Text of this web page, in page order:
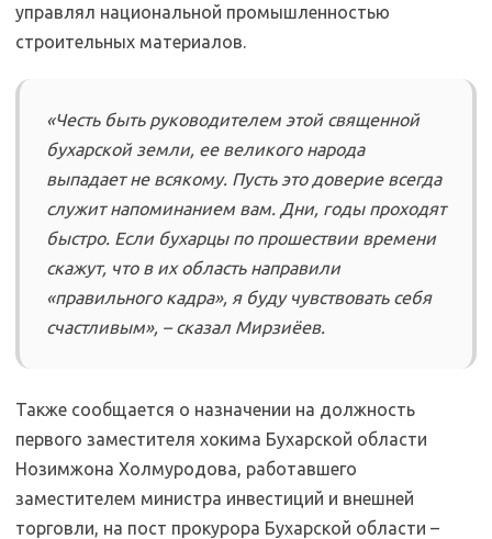
управлял национальной промышленностью
строительных материалов.
«Честь быть руководителем этой священной
бухарской земли, ее великого народа
выпадает не всякому. Пусть это доверие всегда
служит напоминанием вам. Дни, годы проходят
быстро. Если бухарцы по прошествии времени
скажут, что в их область направили
«правильного кадра», я буду чувствовать себя
счастливым», – сказал Мирзиёев.
Также сообщается о назначении на должность
первого заместителя хокима Бухарской области
Нозимжона Холмуродова, работавшего
заместителем министра инвестиций и внешней
торговли, на пост прокурора Бухарской области –